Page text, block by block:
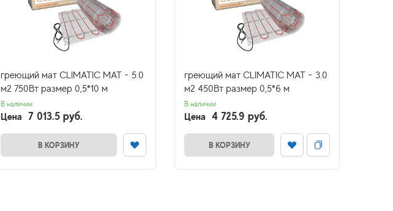
греющий мат CLIMATIC MAT - 5.0
м2 750Вт размер 0,5*10 м
В наличии
Цена 7 013.5 руб.
В КОРЗИНУ
греющий мат CLIMATIC MAT - 3.0
м2 450Вт размер 0,5*6 м
В наличии
Цена 4 725.9 руб.
В КОРЗИНУ